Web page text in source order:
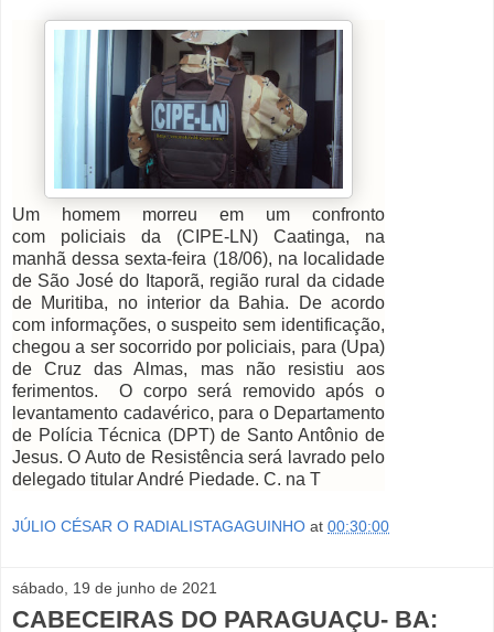
Um homem morreu em um confronto
com policiais da (CIPE-LN) Caatinga, na
manhã dessa sexta-feira (18/06), na localidade
de São José do Itaporã, região rural da cidade
de Muritiba, no interior da Bahia. De acordo
com informações, o suspeito sem identificação,
chegou a ser socorrido por policiais, para (Upa)
de Cruz das Almas, mas não resistiu aos
ferimentos. O corpo será removido após o
levantamento cadavérico, para o Departamento
de Polícia Técnica (DPT) de Santo Antônio de
Jesus. O Auto de Resistência será lavrado pelo
delegado titular André Piedade. C. na T
JÚLIO CÉSAR O RADIALISTAGAGUINHO at 00:30:00
sábado, 19 de junho de 2021
CABECEIRAS DO PARAGUAÇU- BA: